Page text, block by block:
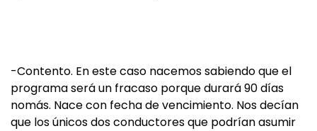
-Contento. En este caso nacemos sabiendo que el
programa será un fracaso porque durará 90 días
nomás. Nace con fecha de vencimiento. Nos decían
que los únicos dos conductores que podrían asumir